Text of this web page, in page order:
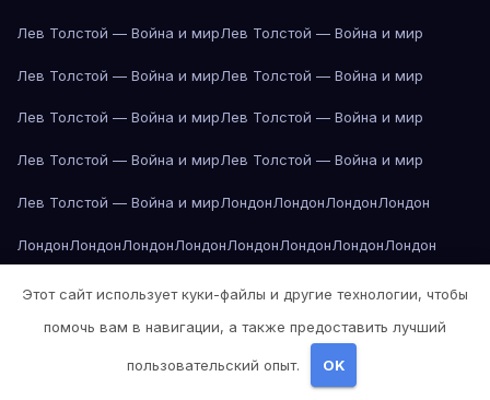
Лев Толстой — Война и мирЛев Толстой — Война и мир
Лев Толстой — Война и мирЛев Толстой — Война и мир
Лев Толстой — Война и мирЛев Толстой — Война и мир
Лев Толстой — Война и мирЛев Толстой — Война и мир
Лев Толстой — Война и мирЛондонЛондонЛондонЛондон
ЛондонЛондонЛондонЛондонЛондонЛондонЛондонЛондон
Лондон Лондон Лос-Анджелес Лос-Анджелес
Лос-АнджелесЛос-АнджелесЛос-АнджелесЛос-Анджелес
Лос-АнджелесЛос-АнджелесЛос-Анджелес
Этот сайт использует куки-файлы и другие технологии, чтобы
помочь вам в навигации, а также предоставить лучший
пользовательский опыт. OK